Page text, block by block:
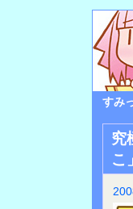
すみ
究
こ」